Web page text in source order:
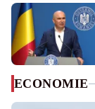
ECONOMIE